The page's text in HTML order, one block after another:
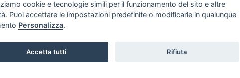
© Sviluppo Turismo Italia S.r.L. unipersonale
2 - 63822 Porto San Giorgio (FM) - P.IVA: 01665350433 - R.E.A. FM-195884
cookie e tecnologie simili per il funzionamento del sito e altre
Puoi accettare le impostazioni predefinite o modificarle in qualunque
Personalizza.
Accetta tutti Rifiuta